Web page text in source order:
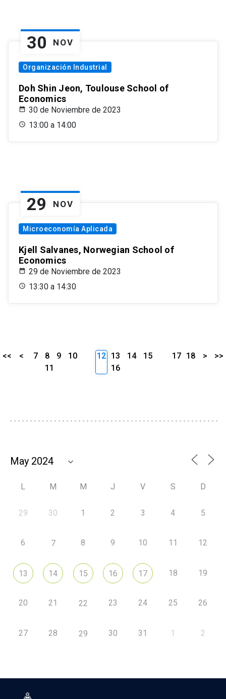
30 NOV
Organización Industrial
Doh Shin Jeon, Toulouse School of
Economics
30 de Noviembre de 2023
13:00 a 14:00
29 NOV
Microeconomía Aplicada
Kjell Salvanes, Norwegian School of
Economics
29 de Noviembre de 2023
13:30 a 14:30
<< < 7 8 9
10
11
12 13 14
15
16
17 18 > >>
L M M J V S D
29 30 1 2 3 4 5
6 7 8 9 10 11 12
13 14 15 16 17 18 19
20 21 22 23 24 25 26
27 28 29 30 31 1 2